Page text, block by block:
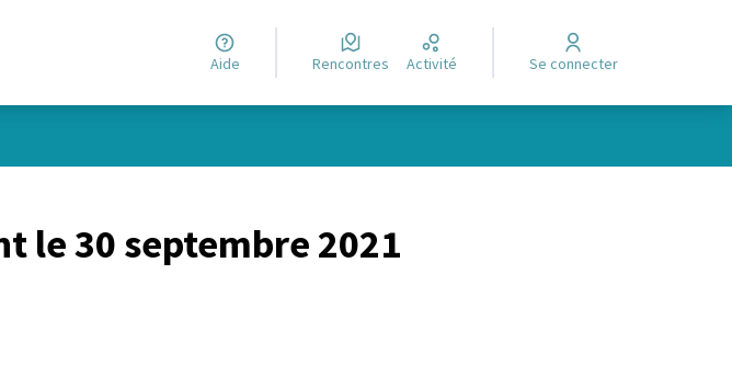
Aide Rencontres Activité Se connecter
le 30 septembre 2021